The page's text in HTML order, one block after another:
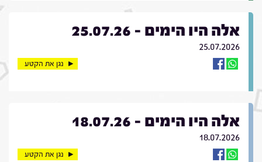
אלה היו הימים - 25.07.26
25.07.2026
נגן את הקטע
אלה היו הימים - 18.07.26
18.07.2026
נגן את הקטע